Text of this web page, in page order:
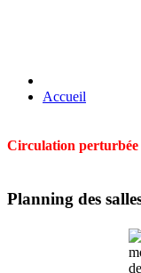
Accueil
Circulation perturbée
Planning des